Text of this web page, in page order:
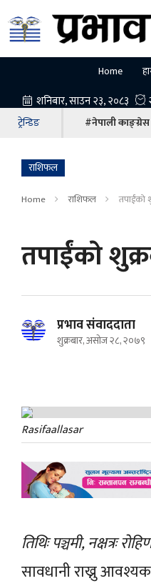
Home
ट्रेन्डिङ #नेपाली काङ्ग्रेस
राशिफल
Home राशिफल तपाईंकाे
तपाईंकाे
प्रभाव संवाददाता
शुक्रबार, असोज २८, २०७९
Rasifaallasar
तिथिः पञ्चमी, नक्षत्रः
सावधानी राख्नु